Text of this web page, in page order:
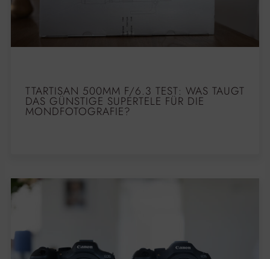
TTARTISAN 500MM F/6.3 TEST: WAS TAUGT
DAS GÜNSTIGE SUPERTELE FÜR DIE
MONDFOTOGRAFIE?